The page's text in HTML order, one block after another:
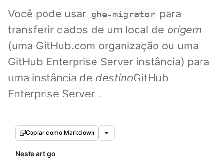
Você pode usar ghe-migrator para
transferir dados de um local de origem
(uma GitHub.com organização ou uma
GitHub Enterprise Server instância) para
uma instância de destinoGitHub
Enterprise Server .
Copiar como Markdown
Neste artigo